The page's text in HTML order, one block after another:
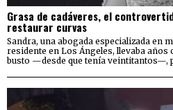
Grasa de cadáveres, el
restaurar curvas
Sandra, una abogada especializada en
residente en Los Ángeles, llevaba
busto —desde que tenía veintitantos—,